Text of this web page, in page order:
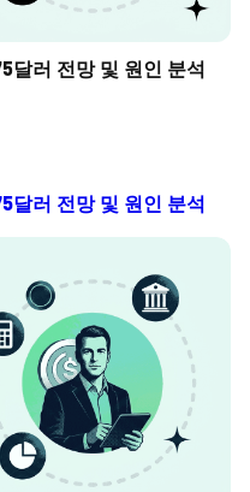
달러 전망 및 원인 분석
달러 전망 및 원인 분석